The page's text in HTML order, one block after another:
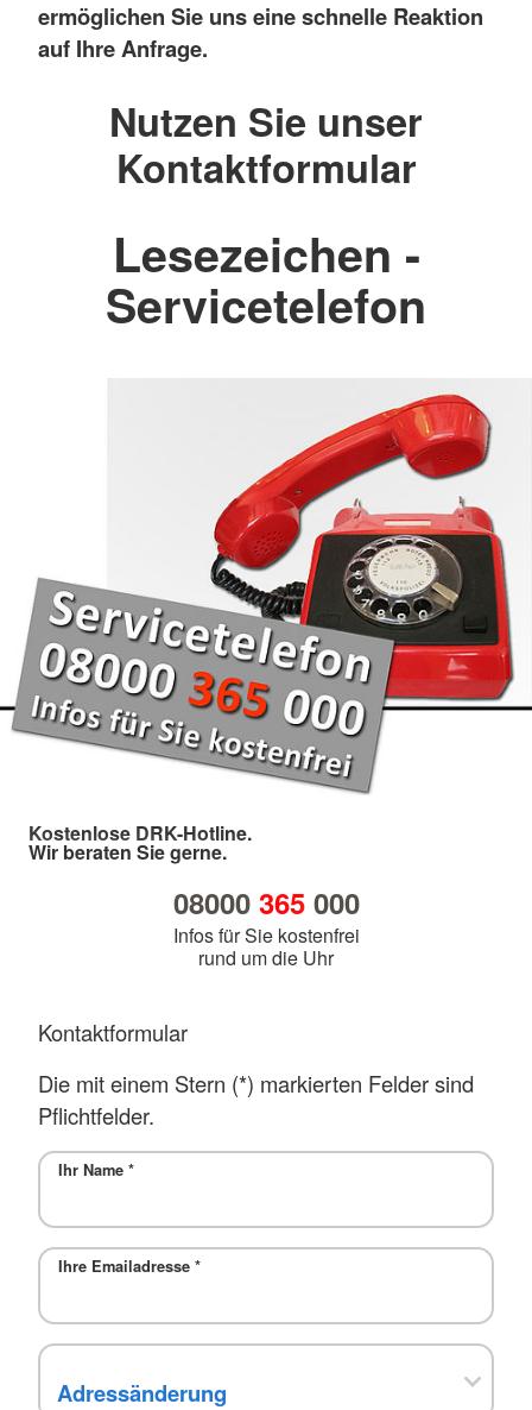
ermöglichen Sie uns eine schnelle Reaktion
auf Ihre Anfrage.
Nutzen Sie unser
Kontaktformular
Lesezeichen -
Servicetelefon
Kostenlose DRK-Hotline.
Wir beraten Sie gerne.
08000 365000
Infos für Sie kostenfrei
rund um die Uhr
Kontaktformular
Die mit einem Stern (*) markierten Felder sind
Pflichtfelder.
Ihr Name *
Ihre Emailadresse *